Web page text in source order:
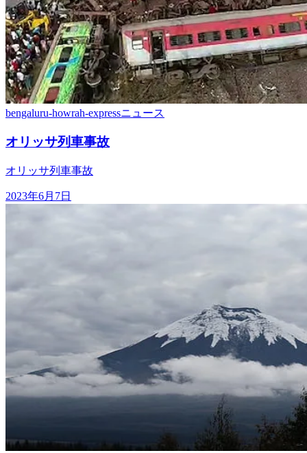
bengaluru-howrah-expressニュース
オリッサ列車事故
オリッサ列車事故
2023年6月7日